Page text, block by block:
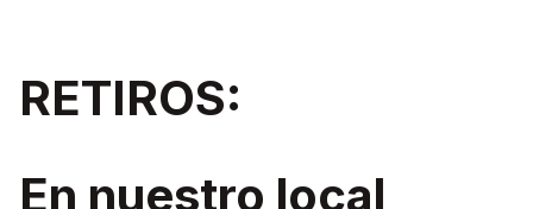
RETIROS:
En nuestro local